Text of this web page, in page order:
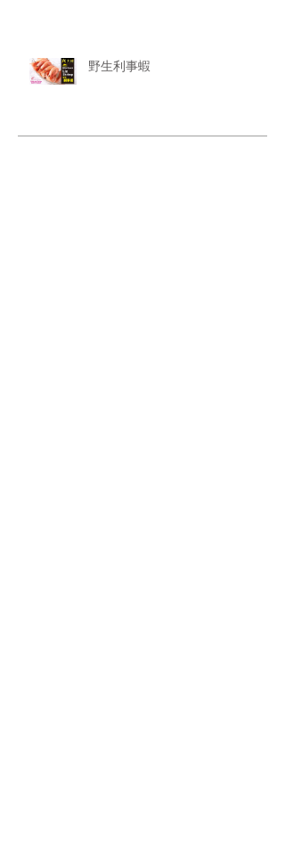
野生利事蝦